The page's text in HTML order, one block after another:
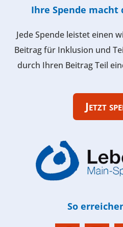
Ihre Spende macht
Jede Spende leistet einen
Beitrag für Inklusion und
durch Ihren Beitrag Teil
Jetzt
So